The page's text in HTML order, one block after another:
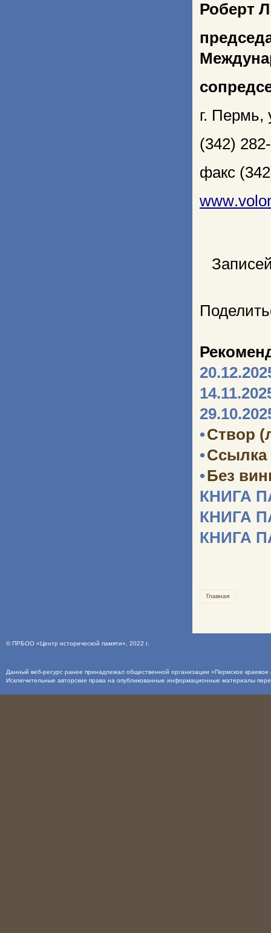
Роберт
г. Пермь,
(342)
факс
www.
•Створ
•Ссылка
•Без
КНИГА
КНИГА
КНИГА
Главная
©ПРБОО «Центр исторической памяти» , 2022 г.
Данный веб-ресурс ранее принадлежал общественной организации «Пермское
Исключительные авторские права на опубликованные информационные материалы